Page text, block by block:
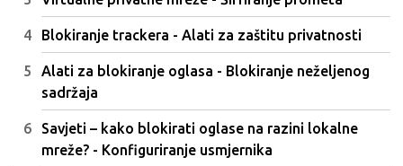
Blokiranje trackera - Alati za zaštitu privatnosti
Alati za blokiranje oglasa - Blokiranje neželjenog
sadržaja
Savjeti – kako blokirati oglase na razini lokalne
mreže? - Konfiguriranje usmjernika